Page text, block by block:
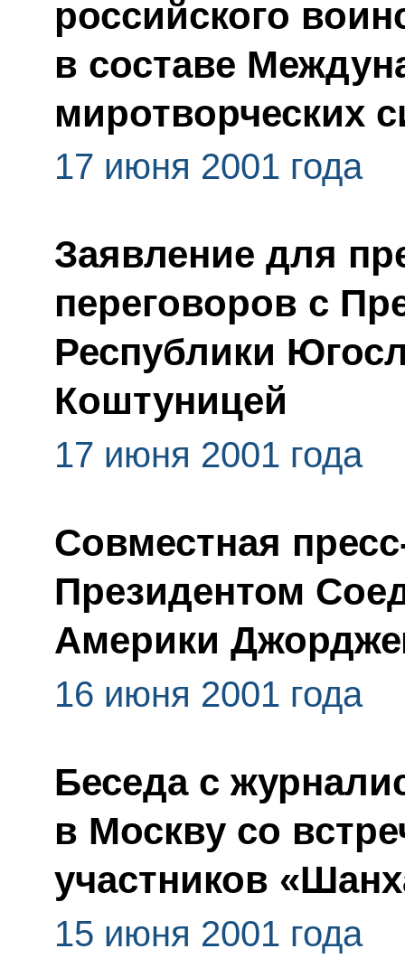
российского
в составе
миротворческих
17 июня 2001 года
Заявление для
переговоров с
Республики
Коштуницей
17 июня 2001 года
Совместная
Президентом
Америки
16 июня 2001 года
Беседа с
в Москву со
участников
15 июня 2001 года